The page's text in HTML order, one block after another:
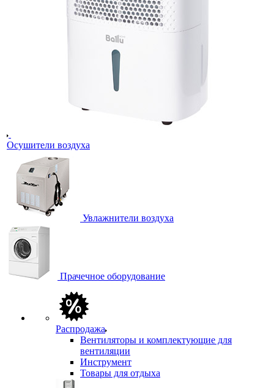
Осушители воздуха
Увлажнители воздуха
Прачечное оборудование
Распродажа
Вентиляторы и комплектующие для
вентиляции
Инструмент
Товары для отдыха